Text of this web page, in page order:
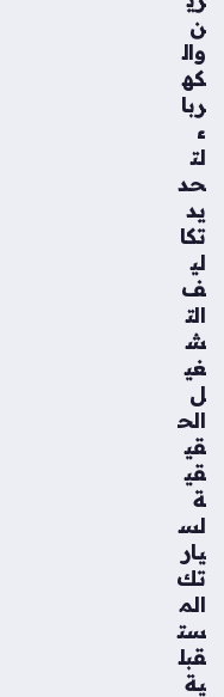
ن
وال
كه
ربا
ء
لت
حد
يد
تكا
لي
ف
الت
ش
غي
ل
الح
قي
قي
ة
لس
يار
تك
الم
ست
قبل
ية